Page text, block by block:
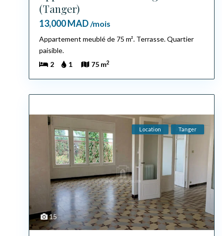
(Tanger)
13,000 MAD/mois
Appartement meublé de 75 m². Terrasse. Quartier
paisible.
2
1 75 m2
15
Location Tanger